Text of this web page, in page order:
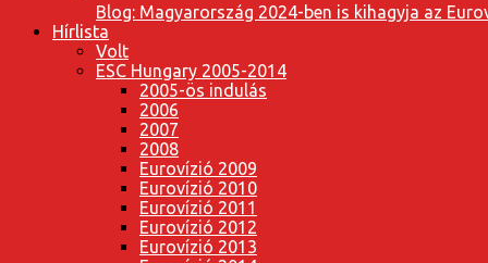
Blog: Magyarország 2024-ben is kihagyja az
Hírlista
Volt
ESC Hungary 2005-2014
2005-ös indulás
2006
2007
2008
Eurovízió 2009
Eurovízió 2010
Eurovízió 2011
Eurovízió 2012
Eurovízió 2013